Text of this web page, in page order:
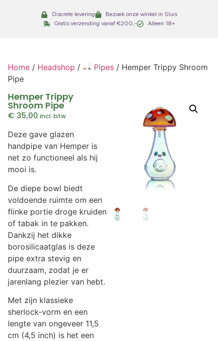
Discrete levering
Bezoek onze winkel in Sluis
Gratis verzending vanaf €200,-
Alleen 18+
Home / Headshop / Pipes / Hemper Trippy Shroom
Pipe
Hemper Trippy
Shroom Pipe
€ 35,00 incl. btw
Deze gave glazen
handpipe van Hemper is
net zo functioneel als hij
mooi is.
De diepe bowl biedt
voldoende ruimte om een
flinke portie droge kruiden
of tabak in te pakken.
Dankzij het dikke
borosilicaatglas is deze
pipe extra stevig en
duurzaam, zodat je er
jarenlang plezier van hebt.
Met zijn klassieke
sherlock-vorm en een
lengte van ongeveer 11,5
cm (4,5 inch) is het een